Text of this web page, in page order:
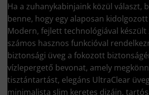
Ha a zuhanykabinjaink közül választ,
benne, hogy egy alaposan
Modern, fejlett technológiával
számos hasznos funkcióval
biztonsági üveg a fokozott
vízlepergető bevonat, amely
tisztántartást, elegáns UltraClear
minimalista slim keretes dizájn,